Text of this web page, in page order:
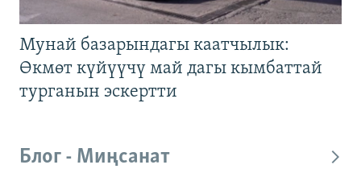
Мунай базарындагы каатчылык:
Өкмөт күйүүчү май дагы кымбаттай
турганын эскертти
Блог - Миңсанат